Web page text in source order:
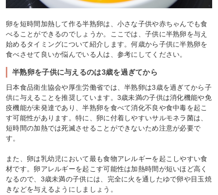
卵を短時間加熱して作る半熟卵は、小さな子供や赤ちゃんでも食
べることができるのでしょうか。ここでは、子供に半熟卵を与え
始めるタイミングについて紹介します。何歳から子供に半熟卵を
食べさせて良いか悩んでいる人は、参考にしてください。
半熟卵を子供に与えるのは3歳を過ぎてから
日本食品衛生協会や厚生労働省では、半熟卵は3歳を過ぎてから子
供に与えることを推奨しています。3歳未満の子供は消化機能や免
疫機能が未発達であり、半熟卵を食べて消化不良や食中毒を起こ
す可能性があります。特に、卵に付着しやすいサルモネラ菌は、
短時間の加熱では死滅させることができないため注意が必要で
す。
また、卵は乳幼児において最も食物アレルギーを起こしやすい食
材です。卵アレルギーを起こす可能性は加熱時間が短いほど高く
なるので、3歳未満の子供には、完全に火を通したゆで卵や目玉焼
きなどを与えるようにしましょう。